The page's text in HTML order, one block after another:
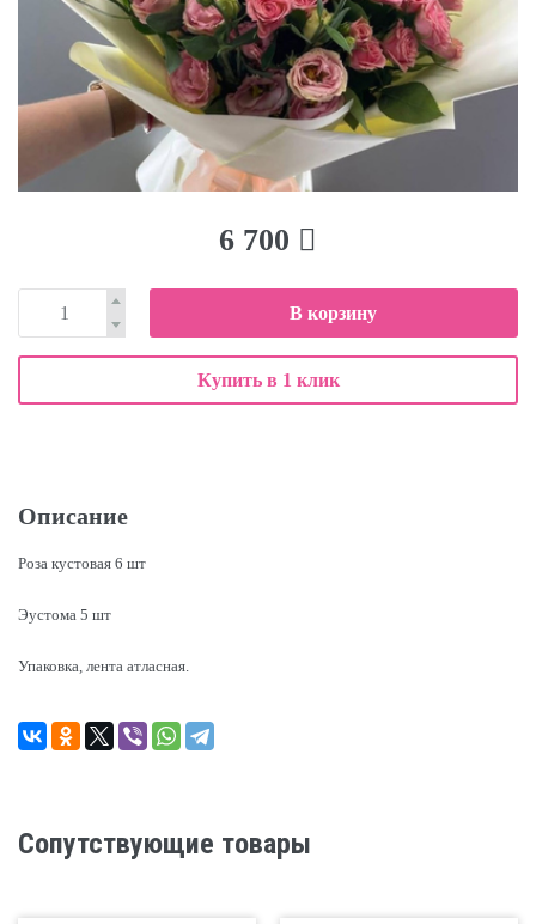
6 700
В корзину
Купить в 1 клик
Описание
Роза кустовая 6 шт
Эустома 5 шт
Упаковка, лента атласная.
Сопутствующие товары